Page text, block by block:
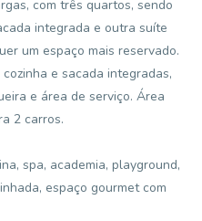
com três quartos, sendo
integrada e outra suíte
um espaço mais reservado.
e sacada integradas,
e área de serviço. Área
2 carros.
spa, academia, playground,
espaço gourmet com